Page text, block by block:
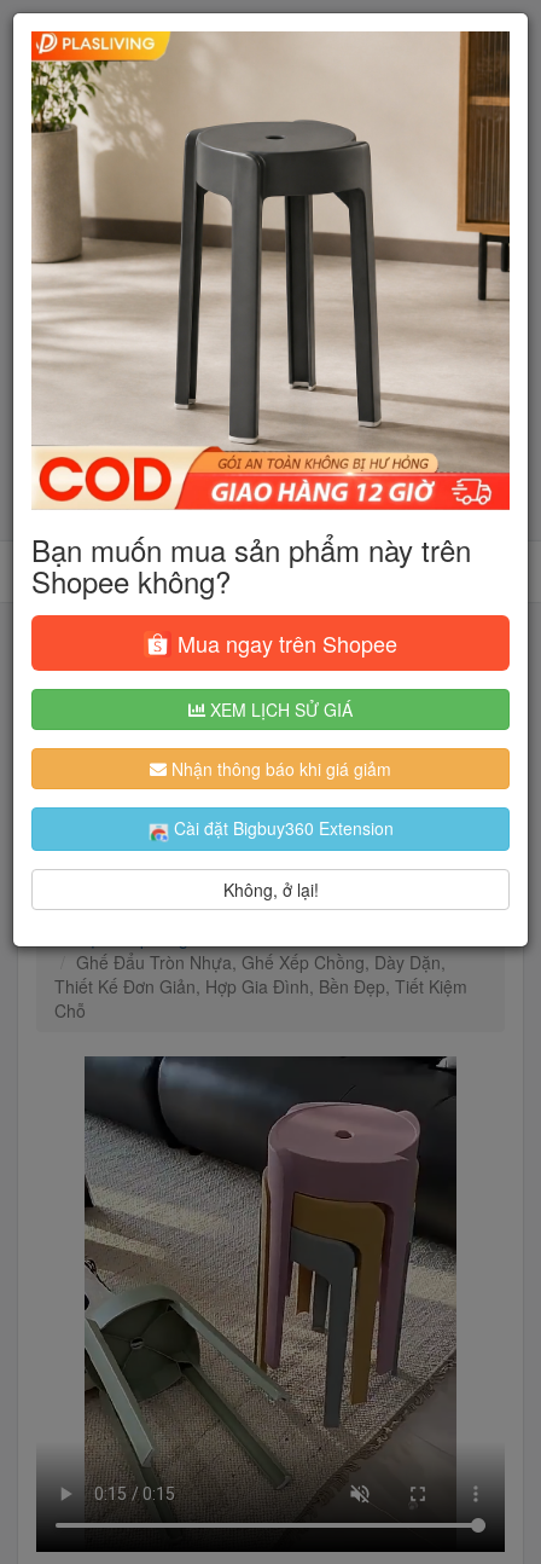
Tìm kiếm
Người dùng đang quan tâm đến 🔥...
Trang chủ Nhà Cửa & Đời Sống
Nội thất
Ghế Đẩu Tròn Nhựa, Ghế Xếp Chồng, Dày Dặn,
Thiết Kế Đơn Giản, Hợp Gia Đình, Bền Đẹp, Tiết Kiệm
Chỗ
Bạn muốn mua sản phẩm này trên
Shopee không?
Mua ngay trên Shopee
XEM LỊCH SỬ GIÁ
Nhận thông báo khi giá giảm
Cài đặt Bigbuy360 Extension
Không, ở lại!